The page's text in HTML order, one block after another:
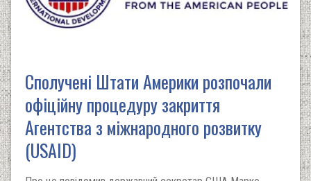
Сполучені Штати Америки розпочали
офіційну процедуру закриття
Агентства з міжнародного розвитку
(USAID)